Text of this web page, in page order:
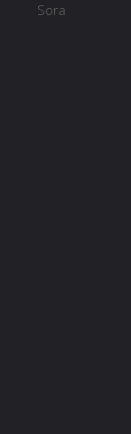
Sora